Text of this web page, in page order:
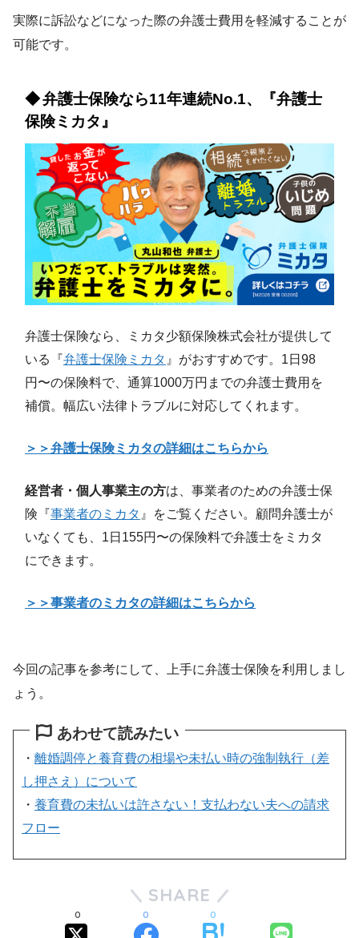
実際に訴訟などになった際の弁護士費用を軽減することが
可能です。
弁護士保険なら11年連続No.1、『弁護士
保険ミカタ』
弁護士保険なら、ミカタ少額保険株式会社が提供して
いる『弁護士保険ミカタ 』がおすすめです。1日98
円〜の保険料で、通算1000万円までの弁護士費用を
補償。幅広い法律トラブルに対応してくれます。
＞＞弁護士保険ミカタの詳細はこちらから
経営者・個人事業主の方は、事業者のための弁護士保
険『事業者のミカタ 』をご覧ください。顧問弁護士が
いなくても、1日155円〜の保険料で弁護士をミカタ
にできます。
＞＞事業者のミカタの詳細はこちらから
今回の記事を参考にして、上手に弁護士保険を利用しまし
ょう。
あわせて読みたい
・ 離婚調停と養育費の相場や未払い時の強制執行（差
し押さえ）について
・ 養育費の未払いは許さない！支払わない夫への請求
フロー
SHARE
0 0 0